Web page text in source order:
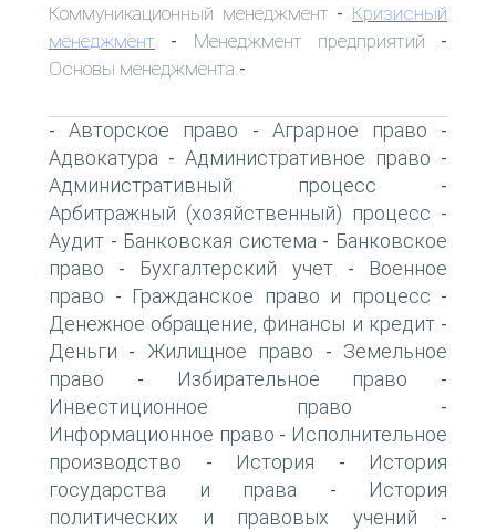
Коммуникационный менеджмент - Кризисный
менеджмент - Менеджмент предприятий -
Основы менеджмента -
-Авторское право - Аграрное право -
Адвокатура - Административное право -
Административный процесс -
Арбитражный (хозяйственный) процесс -
Аудит - Банковская система - Банковское
право - Бухгалтерский учет-
Военное
право - Гражданское право и процесс -
Денежное обращение, финансы и кредит-
Деньги - Жилищное право - Земельное
право - Избирательное право -
Инвестиционное право -
Информационное право - Исполнительное
производство - История -
История
государства и права -
История
политических и правовых учений -